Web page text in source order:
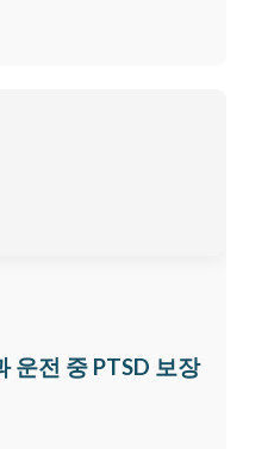
운전 중 PTSD 보장